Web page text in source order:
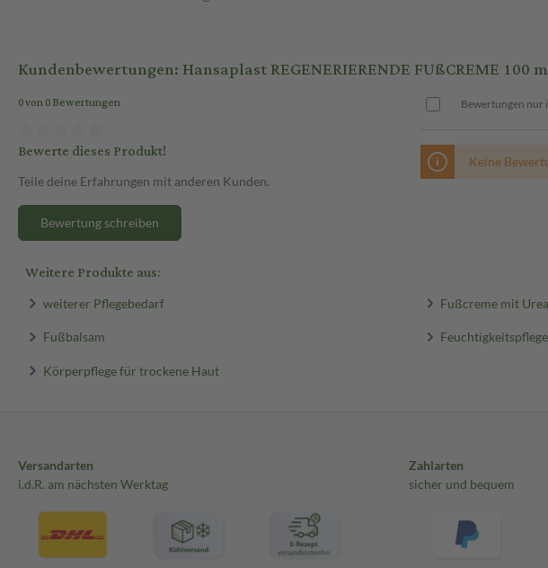
Kundenbewertungen: Hansaplast REGENERIERENDE FUßCREME 100
0 von 0 Bewertungen
Bewerte dieses Produkt!
Teile deine Erfahrungen mit anderen Kunden.
Bewertung schreiben
Bewertungen nur
Keine
Weitere Produkte aus:
weiterer Pflegebedarf Fußcreme mit Urea
Fußbalsam
Körperpflege für trockene Haut
Versandarten
i.d.R. am nächsten Werktag
Zahlarten
sicher und bequem